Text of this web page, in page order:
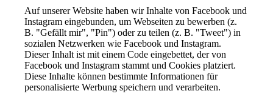
Auf unserer Website haben wir Inhalte von Facebook und
Instagram eingebunden, um Webseiten zu bewerben (z.
B. "Gefällt mir", "Pin") oder zu teilen (z. B. "Tweet") in
sozialen Netzwerken wie Facebook und Instagram.
Dieser Inhalt ist mit einem Code eingebettet, der von
Facebook und Instagram stammt und Cookies platziert.
Diese Inhalte können bestimmte Informationen für
personalisierte Werbung speichern und verarbeiten.